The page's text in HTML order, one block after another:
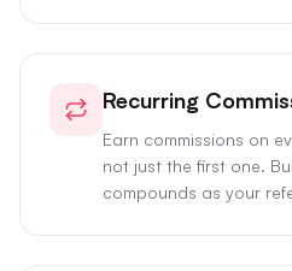
Recurring
Earn commissions on
not just the first one.
compounds as your